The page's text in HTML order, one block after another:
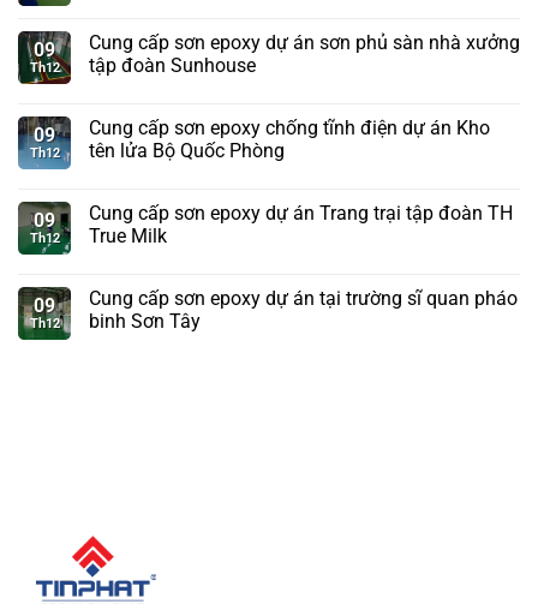
09
Th12
Cung cấp sơn epoxy dự án sơn phủ sàn nhà xưởng
tập đoàn Sunhouse
09
Th12
Cung cấp sơn epoxy chống tĩnh điện dự án Kho
tên lửa Bộ Quốc Phòng
09
Th12
Cung cấp sơn epoxy dự án Trang trại tập đoàn TH
True Milk
09
Th12
Cung cấp sơn epoxy dự án tại trường sĩ quan pháo
binh Sơn Tây